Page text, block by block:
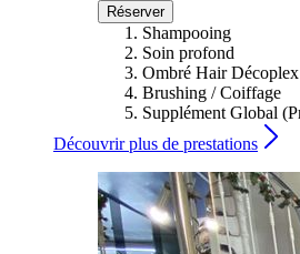
Réserver
Shampooing
Soin profond
Ombré Hair
Brushing / Coiffage
Supplément Global
Découvrir plus de prestations